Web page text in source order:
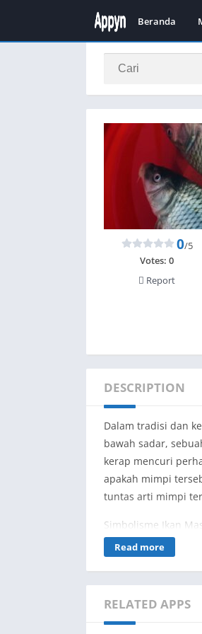
Beranda
0/5
Votes: 0
Report
DESCRIPTION
Dalam tradisi dan
bawah sadar,
kerap mencuri
apakah mimpi
tuntas arti mimpi
Simbolisme Ikan
Ikan mas secara
budaya, ikan mas
dikasih ikan mas
menghampiri si
dialami.
Read more
RELATED APPS